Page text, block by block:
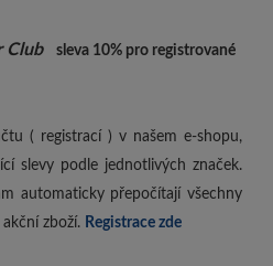
Club sleva 10% pro registrované
( registrací ) v našem e-shopu,
slevy podle jednotlivých značek.
automaticky přepočítají všechny
zboží. Registrace zde